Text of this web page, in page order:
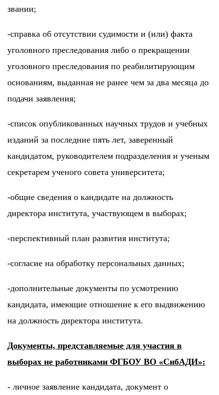
звании;
-справка об отсутствии судимости и (или) факта
уголовного преследования либо о прекращении
уголовного преследования по реабилитирующим
основаниям, выданная не ранее чем за два месяца до
подачи заявления;
-список опубликованных научных трудов и учебных
изданий за последние пять лет, заверенный
кандидатом, руководителем подразделения и ученым
секретарем ученого совета университета;
-общие сведения о кандидате на должность
директора института, участвующем в выборах;
-перспективный план развития института;
-согласие на обработку персональных данных;
-дополнительные документы по усмотрению
кандидата, имеющие отношение к его выдвижению
на должность директора института.
Документы, представляемые для участия в
выборах не работниками ФГБОУ ВО «СибАДИ»:
- личное заявление кандидата, документ о